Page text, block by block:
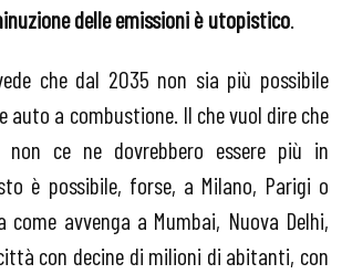
delle emissioni è utopistico
che dal 2035 non sia più possibile
auto a combustione. Il che vuol dire che
ce ne dovrebbero essere più in
è possibile, forse, a Milano, Parigi o
come avvenga a Mumbai, Nuova Delhi,
con decine di milioni di abitanti, con